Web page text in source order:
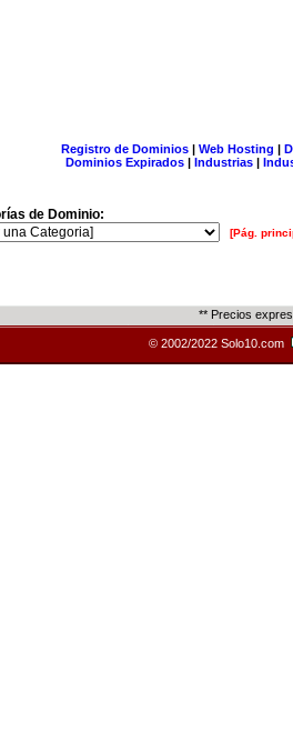
Registro de Dominios| Web Hosting |
Dominios Expirados | Industrias |
de Dominio:
[Pág.
** Precios
© 2002/2022 Solo10.com